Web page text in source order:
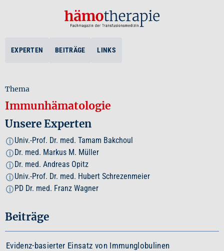
EXPERTEN BEITRÄGE LINKS
Thema
Immunhämatologie
Unsere Experten
i Univ.-Prof. Dr. med. Tamam Bakchoul
i Dr. med. Markus M. Müller
i Dr. med. Andreas Opitz
i Univ.-Prof. Dr. med. Hubert Schrezenmeier
i PD Dr. med. Franz Wagner
Beiträge
Evidenz-basierter Einsatz von Immunglobulinen